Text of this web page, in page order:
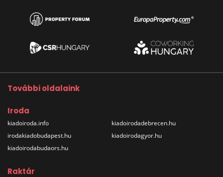
További oldalaink
Iroda
kiadoiroda.info
irodakiadobudapest.hu
kiadoirodabudaors.hu
kiadoirodadebrecen.hu
kiadoirodagyor.hu
Raktár